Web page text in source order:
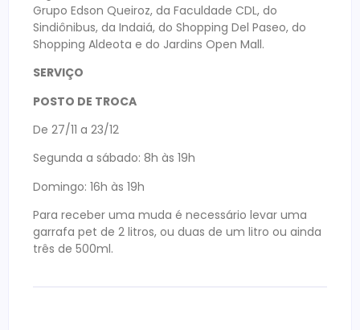
Grupo Edson Queiroz, da Faculdade CDL, do
Sindiônibus, da Indaiá, do Shopping Del Paseo, do
Shopping Aldeota e do Jardins Open Mall.
SERVIÇO
POSTO DE TROCA
De 27/11 a 23/12
Segunda a sábado: 8h às 19h
Domingo: 16h às 19h
Para receber uma muda é necessário levar uma
garrafa pet de 2 litros, ou duas de um litro ou ainda
três de 500ml.